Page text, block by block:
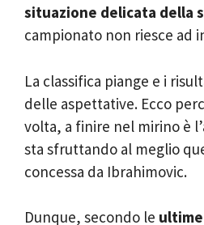
situazione delicata della
campionato non riesce ad
La classifica piange e i
delle aspettative. Ecco
volta, a finire nel mirino è
sta sfruttando al meglio
concessa da Ibrahimovic.
Dunque, secondo le